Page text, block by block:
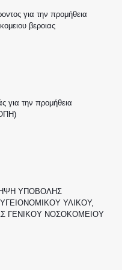
για την προμήθεια
βεροιας
για την προμήθεια
ΥΠΟΒΟΛΗΣ
ΥΛΙΚΟΥ,
ΓΕΝΙΚΟΥ ΝΟΣΟΚΟΜΕΙΟΥ